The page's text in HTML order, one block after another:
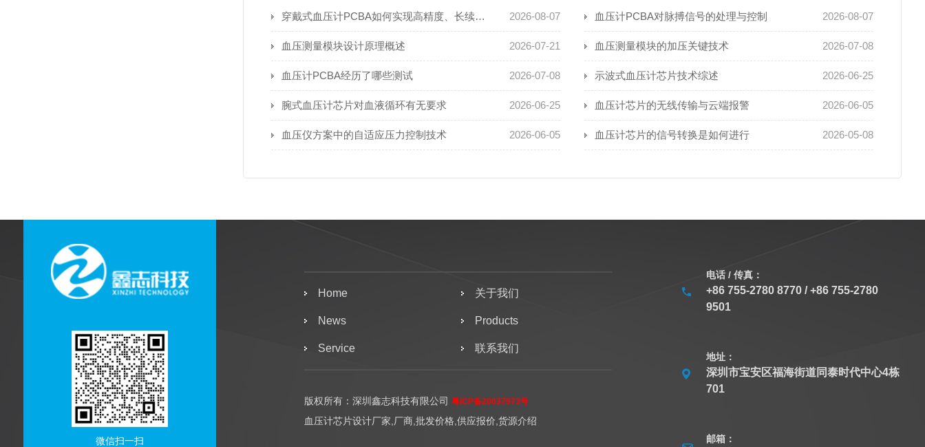
2026-08-07
穿戴式血压计PCBA如何实现高精度、长续航且抗运动干扰 2026-08-07
血压计PCBA对脉搏信号的处理与控制
2026-07-21
血压测量模块设计原理概述 2026-07-08
血压测量模块的加压关键技术
2026-07-08
血压计PCBA经历了哪些测试 2026-06-25
示波式血压计芯片技术综述
2026-06-25
腕式血压计芯片对血液循环有无要求 2026-06-05
血压计芯片的无线传输与云端报警
2026-06-05
血压仪方案中的自适应压力控制技术 2026-05-08
血压计芯片的信号转换是如何进行
微信扫一扫
Home 关于我们
News Products
Service 联系我们
版权所有：深圳鑫志科技有限公司粤ICP备20037973号
血压计芯片设计厂家,厂商,批发价格,供应报价,货源介绍
电话 / 传真：
+86 755-2780 8770 / +86 755-2780
9501
地址：
深圳市宝安区福海街道同泰时代中心4栋
701
邮箱：